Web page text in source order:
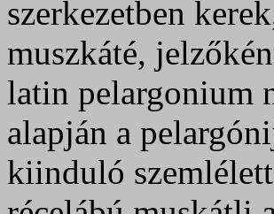
szerkezetben
muszkáté,
latin pelargonium
alapján a
kiinduló